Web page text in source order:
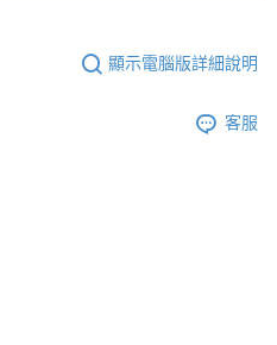
顯示電腦版詳細說明
客服